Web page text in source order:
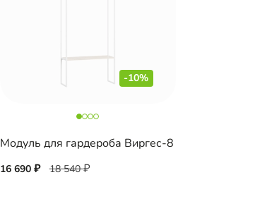
-10%
Модуль для гардероба Виргес-8
16 690 18 540